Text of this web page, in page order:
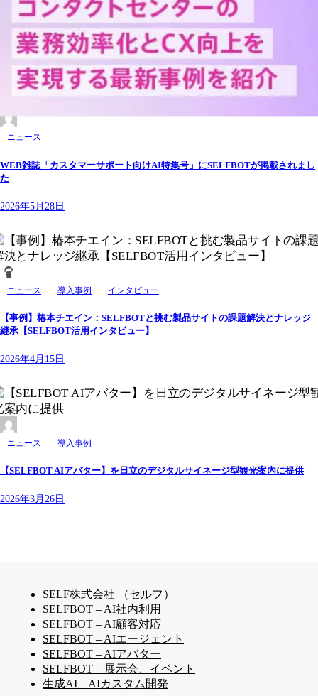
ニュース
WEB雑誌「カスタマーサポート向けAI特集号」にSELFBOTが掲載されまし
た
2026年5月28日
ニュース 導入事例 インタビュー
【事例】椿本チエイン：SELFBOTと挑む製品サイトの課題解決とナレッジ
継承【SELFBOT活用インタビュー】
2026年4月15日
ニュース 導入事例
【SELFBOT AIアバター】を日立のデジタルサイネージ型観光案内に提供
2026年3月26日
SELF株式会社 （セルフ）
SELFBOT – AI社内利用
SELFBOT – AI顧客対応
SELFBOT – AIエージェント
SELFBOT – AIアバター
SELFBOT – 展示会、イベント
生成AI – AIカスタム開発